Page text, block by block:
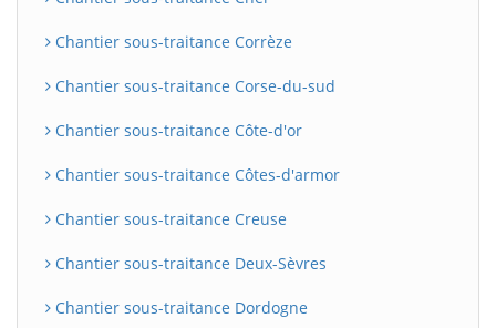
Chantier sous-traitance Corrèze
Chantier sous-traitance Corse-du-sud
Chantier sous-traitance Côte-d'or
Chantier sous-traitance Côtes-d'armor
Chantier sous-traitance Creuse
Chantier sous-traitance Deux-Sèvres
Chantier sous-traitance Dordogne